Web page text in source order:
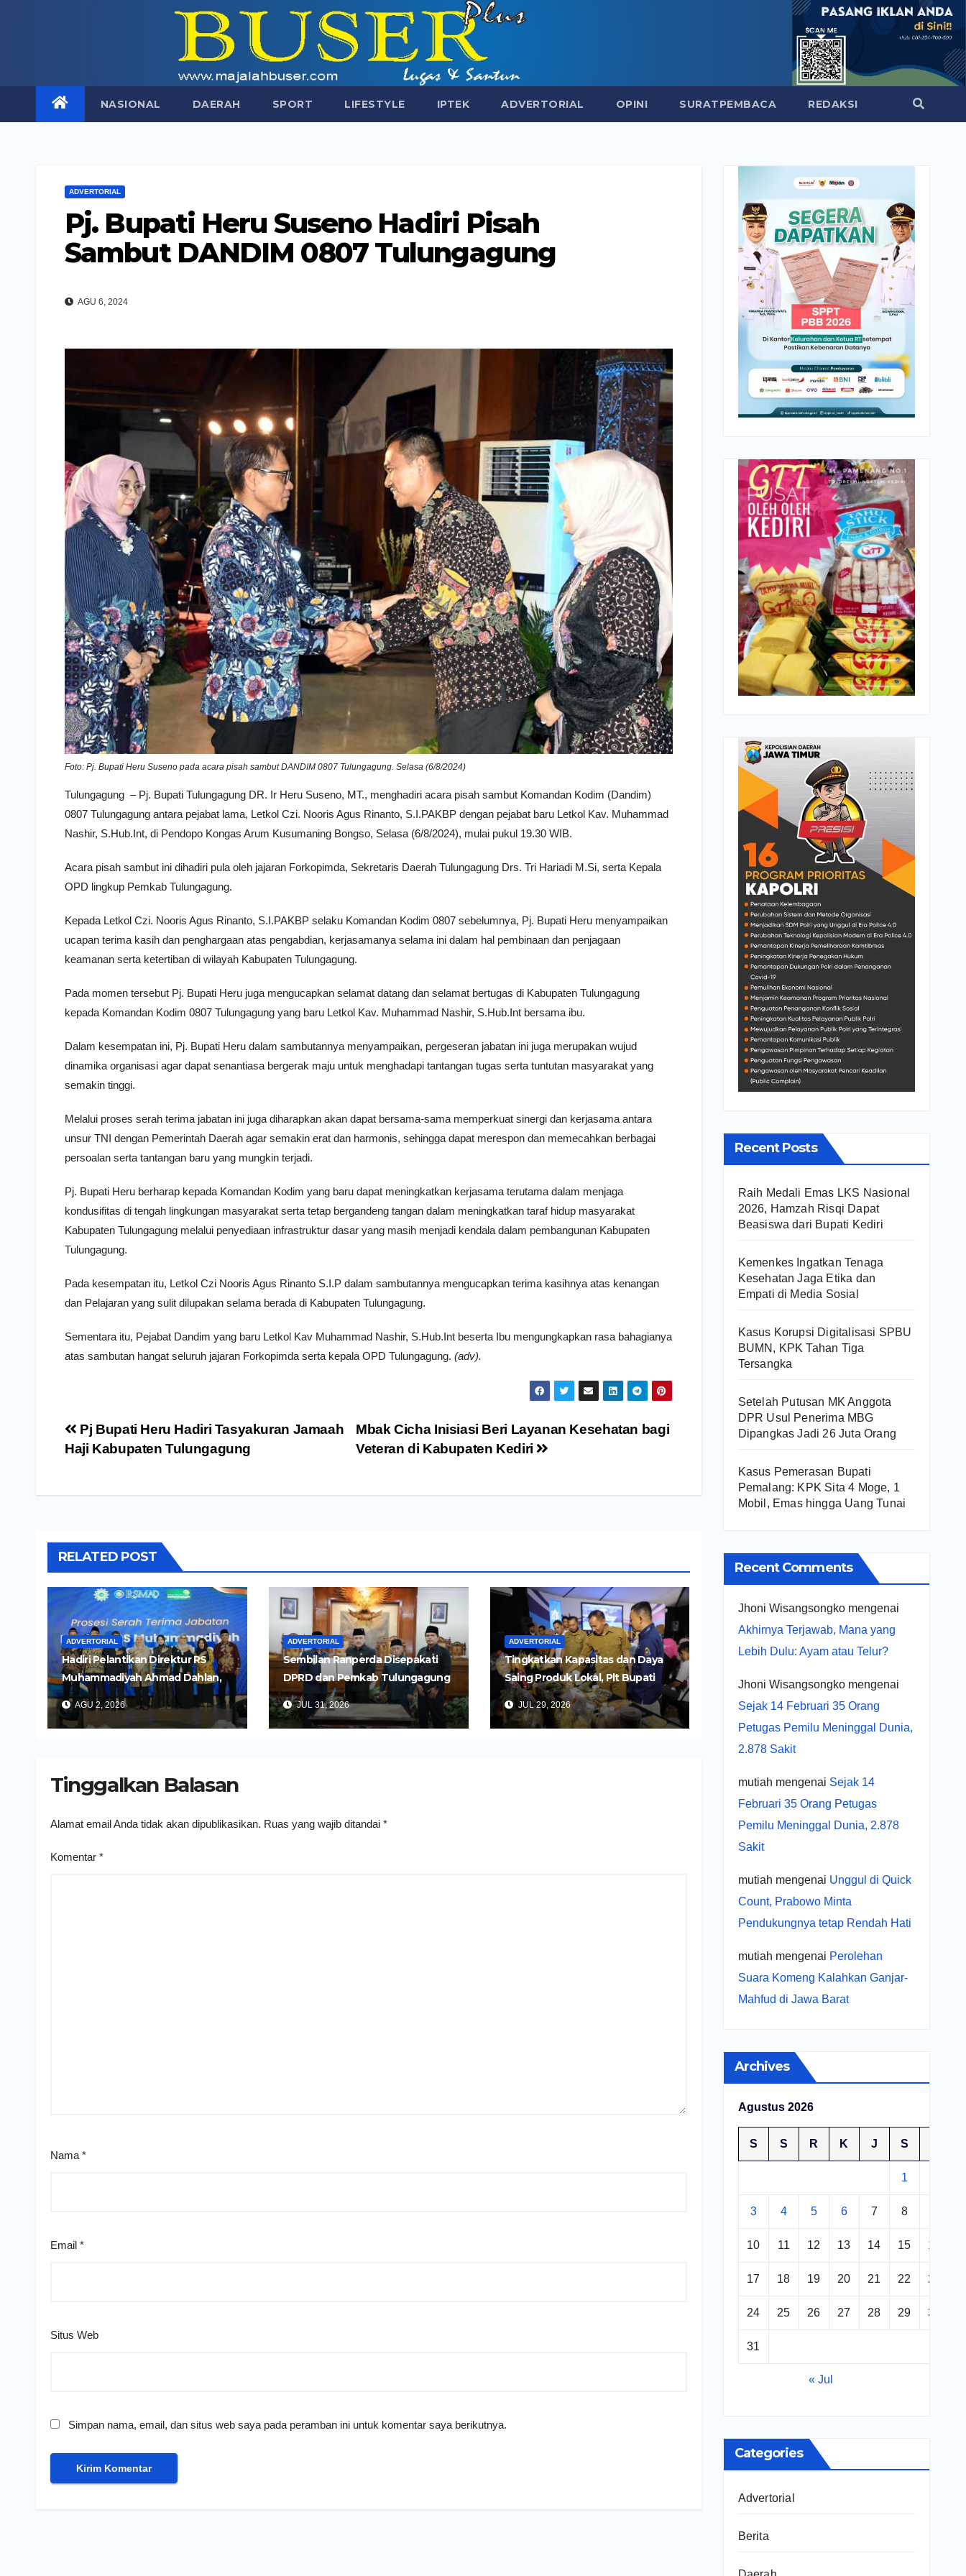
NASIONAL DAERAH SPORT LIFESTYLE IPTEK ADVERTORIAL OPINI SURATPEMBACA REDAKSI
ADVERTORIAL
Pj. Bupati Heru Suseno Hadiri Pisah
Sambut DANDIM 0807 Tulungagung
AGU 6, 2024
Foto: Pj. Bupati Heru Suseno pada acara pisah sambut DANDIM 0807 Tulungagung. Selasa (6/8/2024)
Tulungagung – Pj. Bupati Tulungagung DR. Ir Heru Suseno, MT., menghadiri acara pisah sambut Komandan Kodim (Dandim)
0807 Tulungagung antara pejabat lama, Letkol Czi. Nooris Agus Rinanto, S.I.PAKBP dengan pejabat baru Letkol Kav. Muhammad
Nashir, S.Hub.Int, di Pendopo Kongas Arum Kusumaning Bongso, Selasa (6/8/2024), mulai pukul 19.30 WIB.
Acara pisah sambut ini dihadiri pula oleh jajaran Forkopimda, Sekretaris Daerah Tulungagung Drs. Tri Hariadi M.Si, serta Kepala
OPD lingkup Pemkab Tulungagung.
Kepada Letkol Czi. Nooris Agus Rinanto, S.I.PAKBP selaku Komandan Kodim 0807 sebelumnya, Pj. Bupati Heru menyampaikan
ucapan terima kasih dan penghargaan atas pengabdian, kerjasamanya selama ini dalam hal pembinaan dan penjagaan
keamanan serta ketertiban di wilayah Kabupaten Tulungagung.
Pada momen tersebut Pj. Bupati Heru juga mengucapkan selamat datang dan selamat bertugas di Kabupaten Tulungagung
kepada Komandan Kodim 0807 Tulungagung yang baru Letkol Kav. Muhammad Nashir, S.Hub.Int bersama ibu.
Dalam kesempatan ini, Pj. Bupati Heru dalam sambutannya menyampaikan, pergeseran jabatan ini juga merupakan wujud
dinamika organisasi agar dapat senantiasa bergerak maju untuk menghadapi tantangan tugas serta tuntutan masyarakat yang
semakin tinggi.
Melalui proses serah terima jabatan ini juga diharapkan akan dapat bersama-sama memperkuat sinergi dan kerjasama antara
unsur TNI dengan Pemerintah Daerah agar semakin erat dan harmonis, sehingga dapat merespon dan memecahkan berbagai
persoalan serta tantangan baru yang mungkin terjadi.
Pj. Bupati Heru berharap kepada Komandan Kodim yang baru dapat meningkatkan kerjasama terutama dalam menjaga
kondusifitas di tengah lingkungan masyarakat serta tetap bergandeng tangan dalam meningkatkan taraf hidup masyarakat
Kabupaten Tulungagung melalui penyediaan infrastruktur dasar yang masih menjadi kendala dalam pembangunan Kabupaten
Tulungagung.
Pada kesempatan itu, Letkol Czi Nooris Agus Rinanto S.I.P dalam sambutannya mengucapkan terima kasihnya atas kenangan
dan Pelajaran yang sulit dilupakan selama berada di Kabupaten Tulungagung.
Sementara itu, Pejabat Dandim yang baru Letkol Kav Muhammad Nashir, S.Hub.Int beserta Ibu mengungkapkan rasa bahagianya
atas sambutan hangat seluruh jajaran Forkopimda serta kepala OPD Tulungagung. (adv).
Navigasi
pos
Mbak Cicha Inisiasi Beri Layanan Kesehatan bagi
Veteran di Kabupaten Kediri
Pj Bupati Heru Hadiri Tasyakuran Jamaah
Haji Kabupaten Tulungagung
RELATED POST
ADVERTORIAL
Hadiri Pelantikan Direktur RS
Muhammadiyah Ahmad Dahlan,
Wali Kota Kediri Tekankan
Pelayanan Kesehatan yang
Humanis
AGU 2, 2026
ADVERTORIAL
Sembilan Ranperda Disepakati
DPRD dan Pemkab Tulungagung
Untuk Perkuat Pembangunan
Daerah
JUL 31, 2026
ADVERTORIAL
Tingkatkan Kapasitas dan Daya
Saing Produk Lokal, Plt Bupati
Tulungagung Buka Seminar
Impor dan Ekspor Produk UMKM
JUL 29, 2026
Tinggalkan Balasan
Alamat email Anda tidak akan dipublikasikan. Ruas yang wajib ditandai *
Komentar *
Nama*
Email *
Situs Web
Simpan nama, email, dan situs web saya pada peramban ini untuk komentar saya berikutnya.
Recent Posts
Raih Medali Emas LKS Nasional
2026, Hamzah Risqi Dapat
Beasiswa dari Bupati Kediri
Kemenkes Ingatkan Tenaga
Kesehatan Jaga Etika dan
Empati di Media Sosial
Kasus Korupsi Digitalisasi SPBU
BUMN, KPK Tahan Tiga
Tersangka
Setelah Putusan MK Anggota
DPR Usul Penerima MBG
Dipangkas Jadi 26 Juta Orang
Kasus Pemerasan Bupati
Pemalang: KPK Sita 4 Moge, 1
Mobil, Emas hingga Uang Tunai
Recent Comments
Jhoni Wisangsongkomengenai
Akhirnya Terjawab, Mana yang
Lebih Dulu: Ayam atau Telur?
Jhoni Wisangsongkomengenai
Sejak 14 Februari 35 Orang
Petugas Pemilu Meninggal Dunia,
2.878 Sakit
mutiah mengenai Sejak 14
Februari 35 Orang Petugas
Pemilu Meninggal Dunia, 2.878
Sakit
mutiah mengenai Unggul di Quick
Count, Prabowo Minta
Pendukungnya tetap Rendah Hati
mutiah mengenai Perolehan
Suara Komeng Kalahkan Ganjar-
Mahfud di Jawa Barat
Archives
Agustus 2026
S S R K J S
1
3 4 5 6 7 8
10 11 12 13 14 15 16
17 18 19 20 21 22 23
24 25 26 27 28 29 30
31
« Jul
Categories
Advertorial
Berita